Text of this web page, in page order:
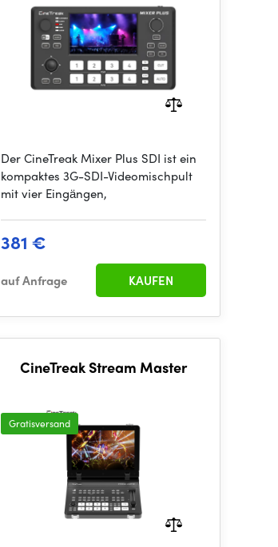
Der CineTreak Mixer Plus SDI ist ein
kompaktes 3G-SDI-Videomischpult
mit vier Eingängen,
381 €
auf Anfrage KAUFEN
CineTreak Stream Master
Gratisversand